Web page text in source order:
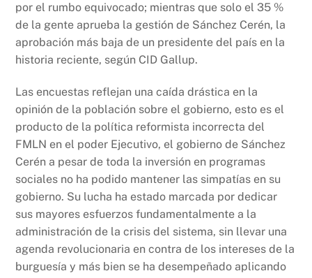
por el rumbo equivocado; mientras que solo el 35 %
de la gente aprueba la gestión de Sánchez Cerén, la
aprobación más baja de un presidente del país en la
historia reciente, según CID Gallup.
Las encuestas reflejan una caída drástica en la
opinión de la población sobre el gobierno, esto es el
producto de la política reformista incorrecta del
FMLN en el poder Ejecutivo, el gobierno de Sánchez
Cerén a pesar de toda la inversión en programas
sociales no ha podido mantener las simpatías en su
gobierno. Su lucha ha estado marcada por dedicar
sus mayores esfuerzos fundamentalmente a la
administración de la crisis del sistema, sin llevar una
agenda revolucionaria en contra de los intereses de la
burguesía y más bien se ha desempeñado aplicando